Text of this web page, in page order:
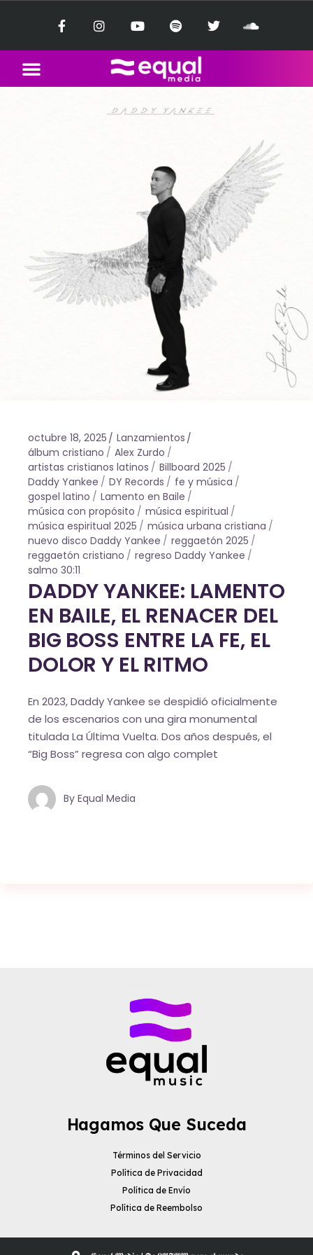
octubre 18, 2025
Lanzamientos
álbum cristiano
Alex Zurdo
artistas cristianos latinos
Billboard 2025
Daddy Yankee
DY Records
fe y música
gospel latino
Lamento en Baile
música con propósito
música espiritual
música espiritual 2025
música urbana cristiana
nuevo disco Daddy Yankee
reggaetón 2025
reggaetón cristiano
regreso Daddy Yankee
salmo 30:11
DADDY YANKEE: LAMENTO
EN BAILE, EL RENACER DEL
BIG BOSS ENTRE LA FE, EL
DOLOR Y EL RITMO
En 2023, Daddy Yankee se despidió oficialmente
de los escenarios con una gira monumental
titulada La Última Vuelta. Dos años después, el
“Big Boss” regresa con algo complet
By Equal Media
Hagamos Que Suceda
Términos del Servicio
Política de Privacidad
Política de Envío
Política de Reembolso